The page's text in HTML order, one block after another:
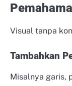
Visual tanpa
Tambahkan
Misalnya garis,